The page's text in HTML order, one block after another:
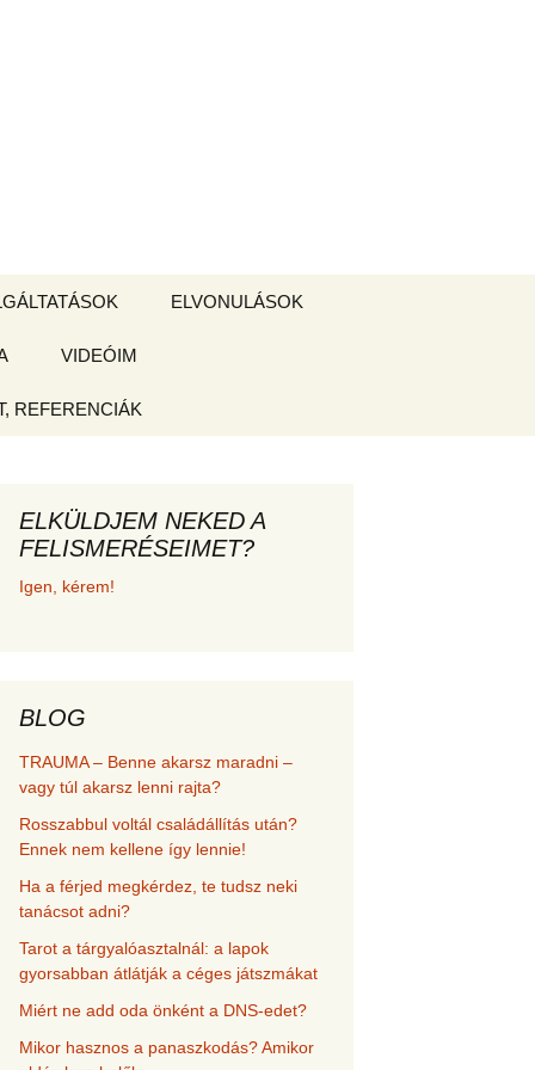
BOLT
ELVONULÁSOK
VIDEÓIM
REFERENCIÁK
az új
és
ELKÜLDJEM NEKED A
FELISMERÉSEIMET?
Igen, kérem!
BLOG
TRAUMA – Benne akarsz maradni –
vagy túl akarsz lenni rajta?
Rosszabbul voltál családállítás után?
Ennek nem kellene így lennie!
Ha a férjed megkérdez, te tudsz neki
tanácsot adni?
Tarot a tárgyalóasztalnál: a lapok
gyorsabban átlátják a céges játszmákat
Miért ne add oda önként a DNS-edet?
Mikor hasznos a panaszkodás? Amikor